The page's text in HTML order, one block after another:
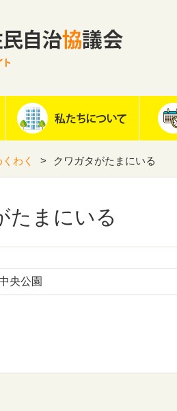
くわく クワガタがたまにいる
たまにいる
央公園